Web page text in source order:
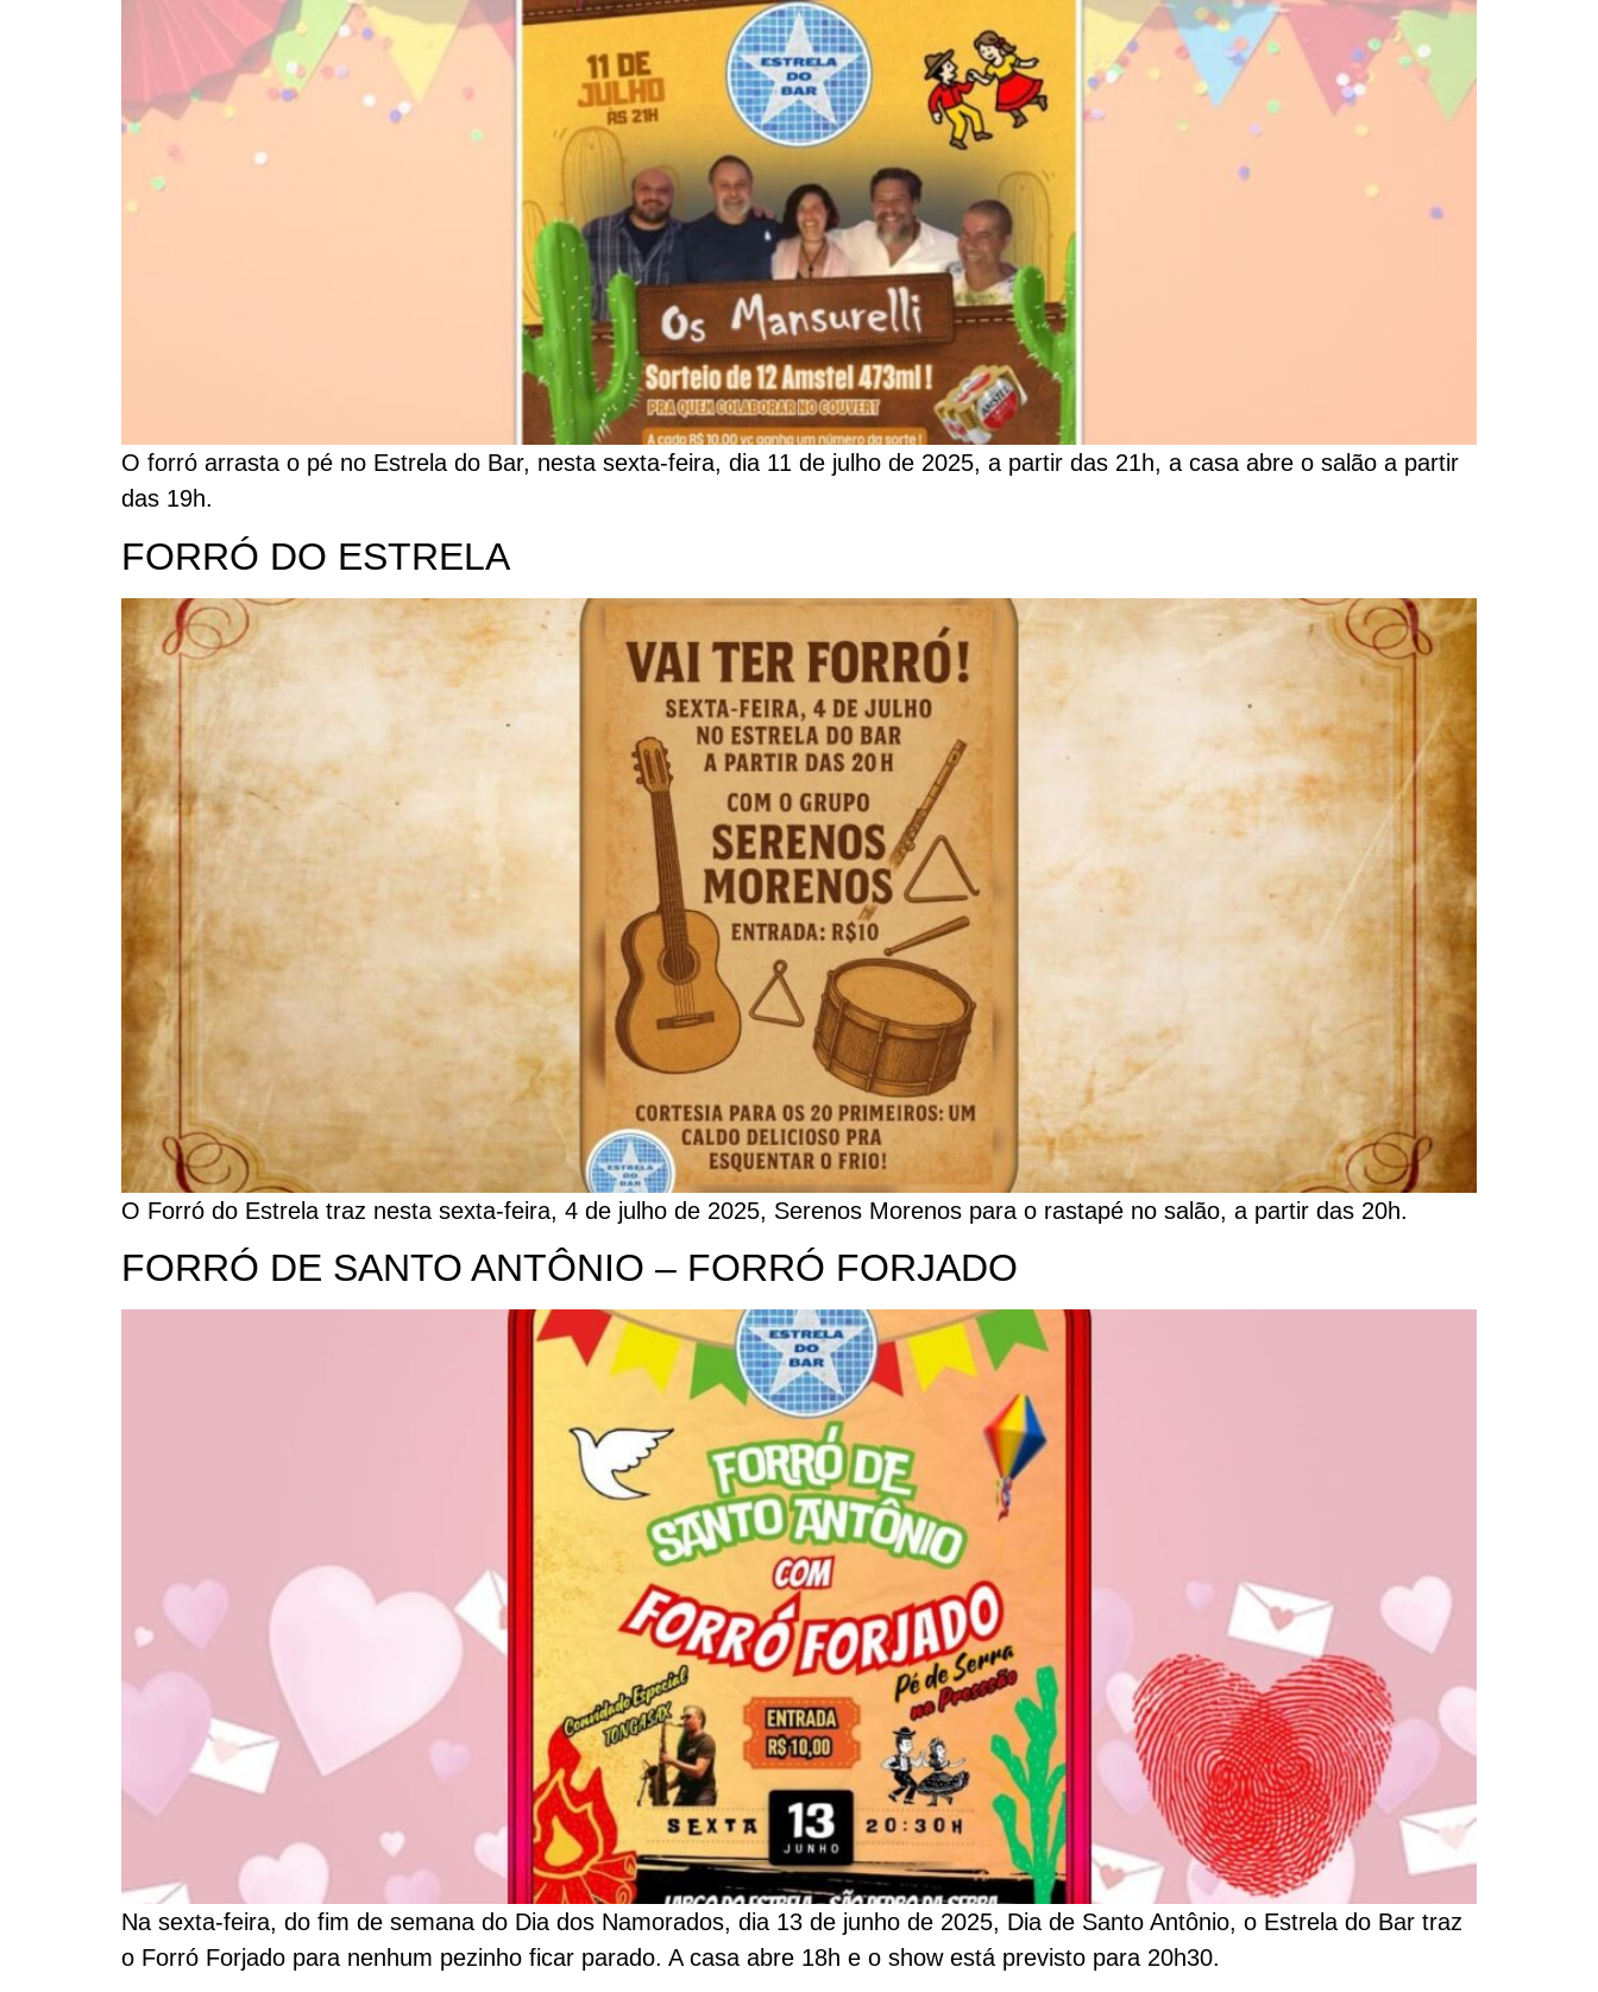
O forró arrasta o pé no Estrela do Bar, nesta sexta-feira, dia 11 de julho de 2025, a partir das 21h, a casa abre o salão a partir
das 19h.
FORRÓ DO ESTRELA
O Forró do Estrela traz nesta sexta-feira, 4 de julho de 2025, Serenos Morenos para o rastapé no salão, a partir das 20h.
FORRÓ DE SANTO ANTÔNIO – FORRÓ FORJADO
Na sexta-feira, do fim de semana do Dia dos Namorados, dia 13 de junho de 2025, Dia de Santo Antônio, o Estrela do Bar traz
o Forró Forjado para nenhum pezinho ficar parado. A casa abre 18h e o show está previsto para 20h30.